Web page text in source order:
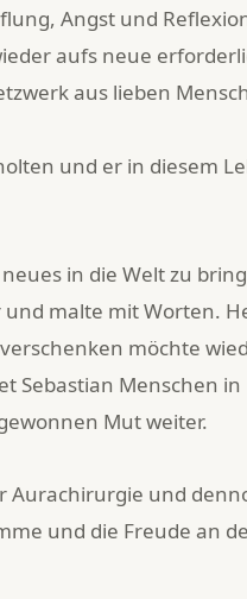
Angst und
aufs neue
aus lieben
und er in diesem
in die Welt zu
und malte mit Worten.
möchte
Sebastian Menschen in
Mut weiter.
Aurachirurgie und
und die Freude an